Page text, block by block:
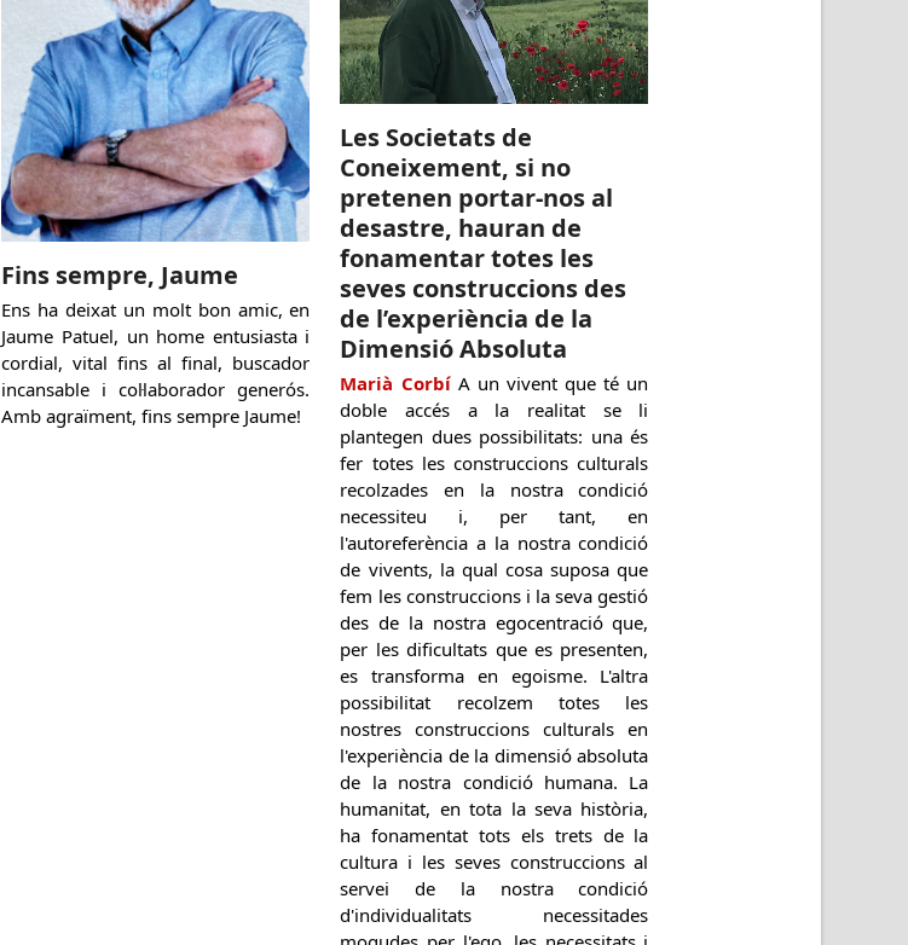
Fins sempre, Jaume
Ens ha deixat un molt bon amic, en
Jaume Patuel, un home entusiasta i
cordial, vital fins al final, buscador
incansable i col·laborador generós.
Amb agraïment, fins sempre Jaume!
Les Societats de
Coneixement, si no
pretenen portar-nos al
desastre, hauran de
fonamentar totes les
seves construccions des
de l’experiència de la
Dimensió Absoluta
Marià CorbíA un vivent que té un
doble accés a la realitat se li
plantegen dues possibilitats: una és
fer totes les construccions culturals
recolzades en la nostra condició
necessiteu i, per tant, en
l'autoreferència a la nostra condició
de vivents, la qual cosa suposa que
fem les construccions i la seva gestió
des de la nostra egocentració que,
per les dificultats que es presenten,
es transforma en egoisme. L'altra
possibilitat recolzem totes les
nostres construccions culturals en
l'experiència de la dimensió absoluta
de la nostra condició humana. La
humanitat, en tota la seva història,
ha fonamentat tots els trets de la
cultura i les seves construccions al
servei de la nostra condició
d'individualitats necessitades